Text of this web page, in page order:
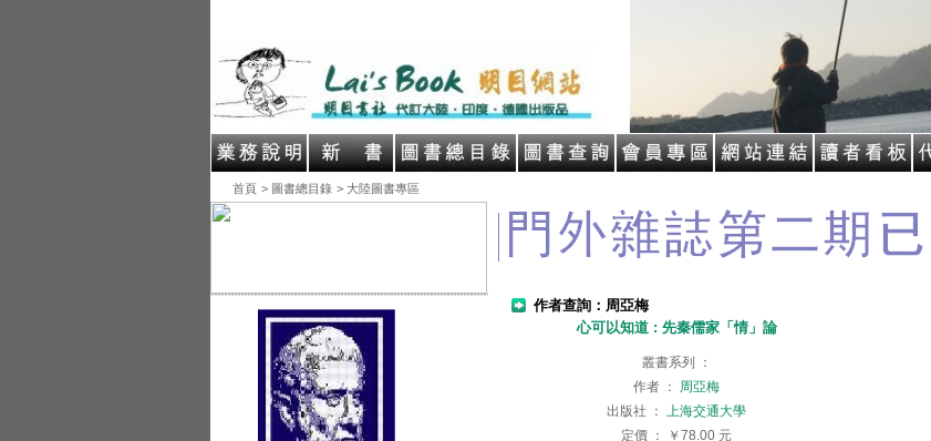
首頁 > 圖書總目錄 > 大陸圖書專區
作者查詢：周亞梅
心可以知道 : 先秦儒家「情」論
叢書系列
：
作者 ：
周亞梅
出版社
： 上海交通大學
定價 ： ￥78.00 元